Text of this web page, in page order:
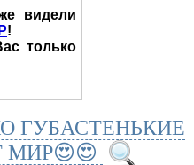
видели
!
только
ГУБАСТЕНЬКИЕ
МИР😍😍